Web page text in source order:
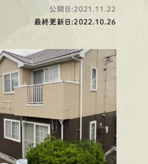
公開日:2021.11.22
最終更新日:2022.10.26